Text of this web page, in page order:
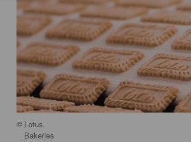
© Lotus
Bakeries